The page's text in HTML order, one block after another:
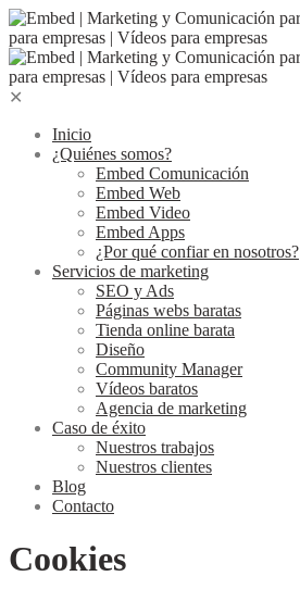
Skip
to
content
✕
Inicio
¿Quiénes somos?
Embed Comunicación
Embed Web
Embed Video
Embed Apps
¿Por qué confiar en nosotros?
Servicios de marketing
SEO y Ads
Páginas webs baratas
Tienda online barata
Diseño
Community Manager
Vídeos baratos
Agencia de marketing
Caso de éxito
Nuestros trabajos
Nuestros clientes
Blog
Contacto
Cookies